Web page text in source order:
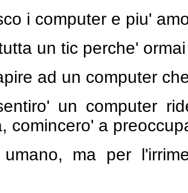
i computer e piu'
un tic perche'
ad un computer
un computer
comincero' a
ma per